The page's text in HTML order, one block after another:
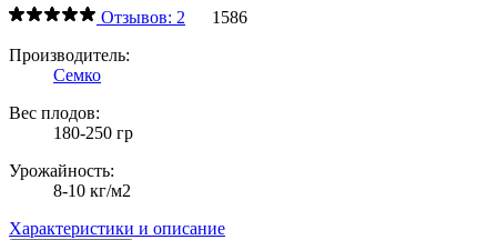
Отзывов: 2
1586
Производитель:
Семко
Вес плодов:
180-250 гр
Урожайность:
8-10 кг/м2
Характеристики и описание